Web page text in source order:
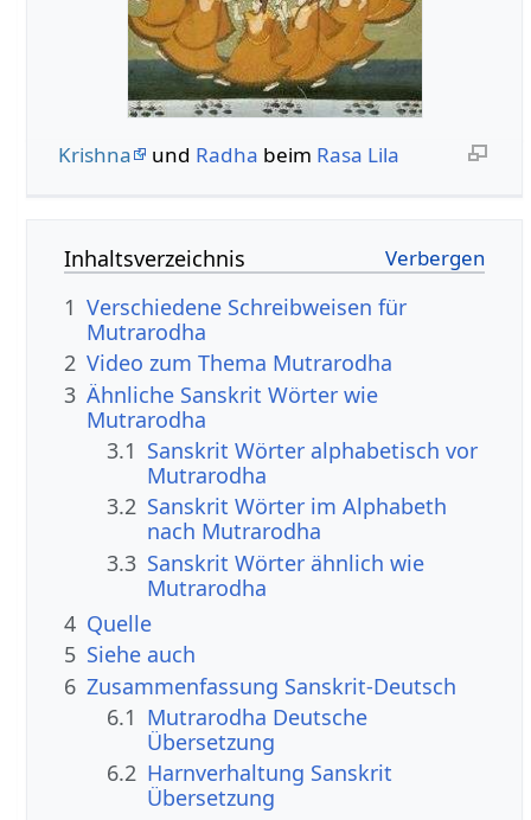
Krishna und Radha beim Rasa Lila
Inhaltsverzeichnis
1 Verschiedene Schreibweisen für
Mutrarodha
2 Video zum Thema Mutrarodha
3 Ähnliche Sanskrit Wörter wie
Mutrarodha
3.1 Sanskrit Wörter alphabetisch vor
Mutrarodha
3.2 Sanskrit Wörter im Alphabeth
nach Mutrarodha
3.3 Sanskrit Wörter ähnlich wie
Mutrarodha
4 Quelle
5 Siehe auch
6 Zusammenfassung Sanskrit-Deutsch
6.1 Mutrarodha Deutsche
Übersetzung
6.2 Harnverhaltung Sanskrit
Übersetzung